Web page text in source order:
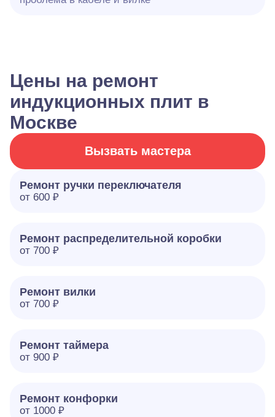
Цены на ремонт
индукционных плит в
Москве
Вызвать мастера
Ремонт ручки переключателя
от 600 ₽
Ремонт распределительной коробки
от 700 ₽
Ремонт вилки
от 700 ₽
Ремонт таймера
от 900 ₽
Ремонт конфорки
от 1000 ₽